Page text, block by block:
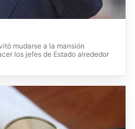
mudarse a la mansión
los jefes de Estado alrededor